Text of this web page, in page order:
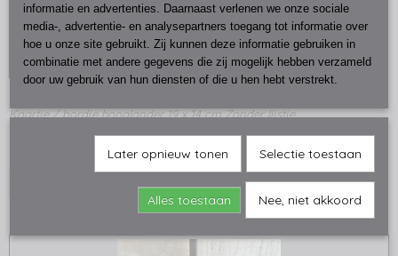
Kaartje / bordje hooglander 19 x 14 cm Zonder lijstje
informatie en advertenties. Daarnaast verlenen we onze sociale
media-, advertentie- en analysepartners toegang tot informatie over
hoe u onze site gebruikt. Zij kunnen deze informatie gebruiken in
combinatie met andere gegevens die zij mogelijk hebben verzameld
door uw gebruik van hun diensten of die u hen hebt verstrekt.
Later opnieuw tonen Selectie toestaan
Alles toestaan Nee, niet akkoord